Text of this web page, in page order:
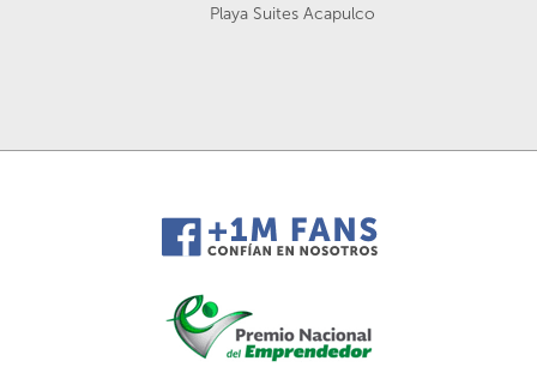
Playa Suites Acapulco